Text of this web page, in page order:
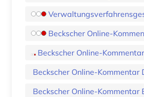
Beckscher Online-
Beckscher Online-
Beckscher Online-Kommentar
Beckscher Online-Kommentar